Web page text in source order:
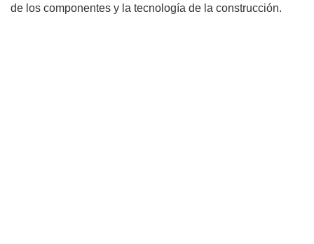
de los componentes y la tecnología de la construcción.